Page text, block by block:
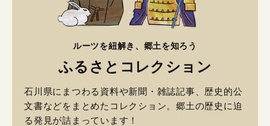
ルーツを紐解き、郷土を知ろう
ふるさとコレクション
石川県にまつわる資料や新聞・雑誌記事、歴史的公
文書などをまとめたコレクション。郷土の歴史に迫
る発見が詰まっています！